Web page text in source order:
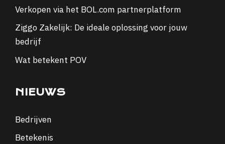
Verkopen via het BOL.com partnerplatform
Ziggo Zakelijk: De ideale oplossing voor jouw
bedrijf
Wat betekent POV
NIEUWS
Bedrijven
Betekenis